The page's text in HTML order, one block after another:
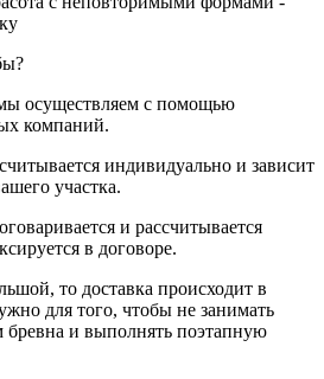
осуществляем с помощью
компаний.
индивидуально и зависит
участка.
и рассчитывается
в договоре.
то доставка происходит в
для того, чтобы не занимать
бревна и выполнять поэтапную